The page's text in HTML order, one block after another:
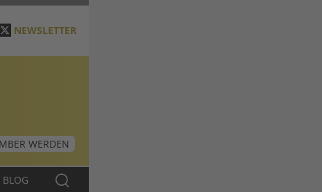
NEWSLETTER
WERDEN
BLOG